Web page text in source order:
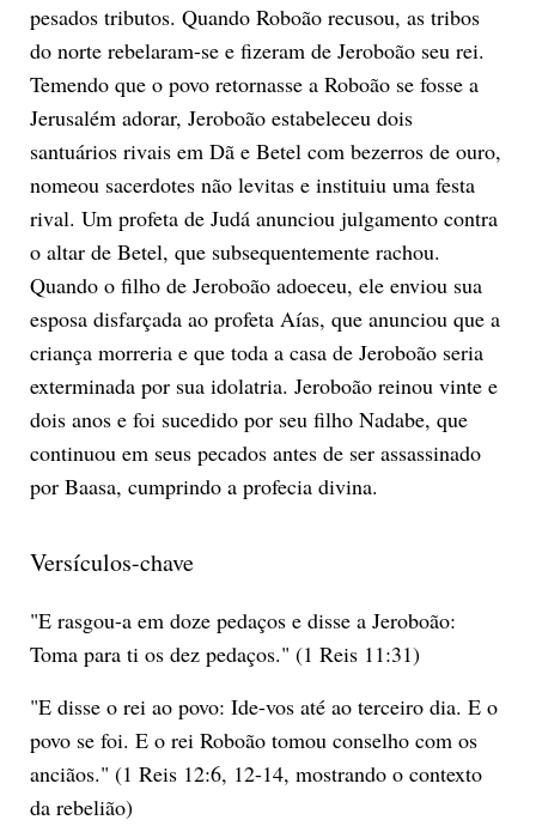
pesados tributos. Quando Roboão recusou, as tribos
do norte rebelaram-se e fizeram de Jeroboão seu rei.
Temendo que o povo retornasse a Roboão se fosse a
Jerusalém adorar, Jeroboão estabeleceu dois
santuários rivais em Dã e Betel com bezerros de ouro,
nomeou sacerdotes não levitas e instituiu uma festa
rival. Um profeta de Judá anunciou julgamento contra
o altar de Betel, que subsequentemente rachou.
Quando o filho de Jeroboão adoeceu, ele enviou sua
esposa disfarçada ao profeta Aías, que anunciou que a
criança morreria e que toda a casa de Jeroboão seria
exterminada por sua idolatria. Jeroboão reinou vinte e
dois anos e foi sucedido por seu filho Nadabe, que
continuou em seus pecados antes de ser assassinado
por Baasa, cumprindo a profecia divina.
Versículos-chave
"E rasgou-a em doze pedaços e disse a Jeroboão:
Toma para ti os dez pedaços." (1 Reis 11:31)
"E disse o rei ao povo: Ide-vos até ao terceiro dia. E o
povo se foi. E o rei Roboão tomou conselho com os
anciãos." (1 Reis 12:6, 12-14, mostrando o contexto
da rebelião)